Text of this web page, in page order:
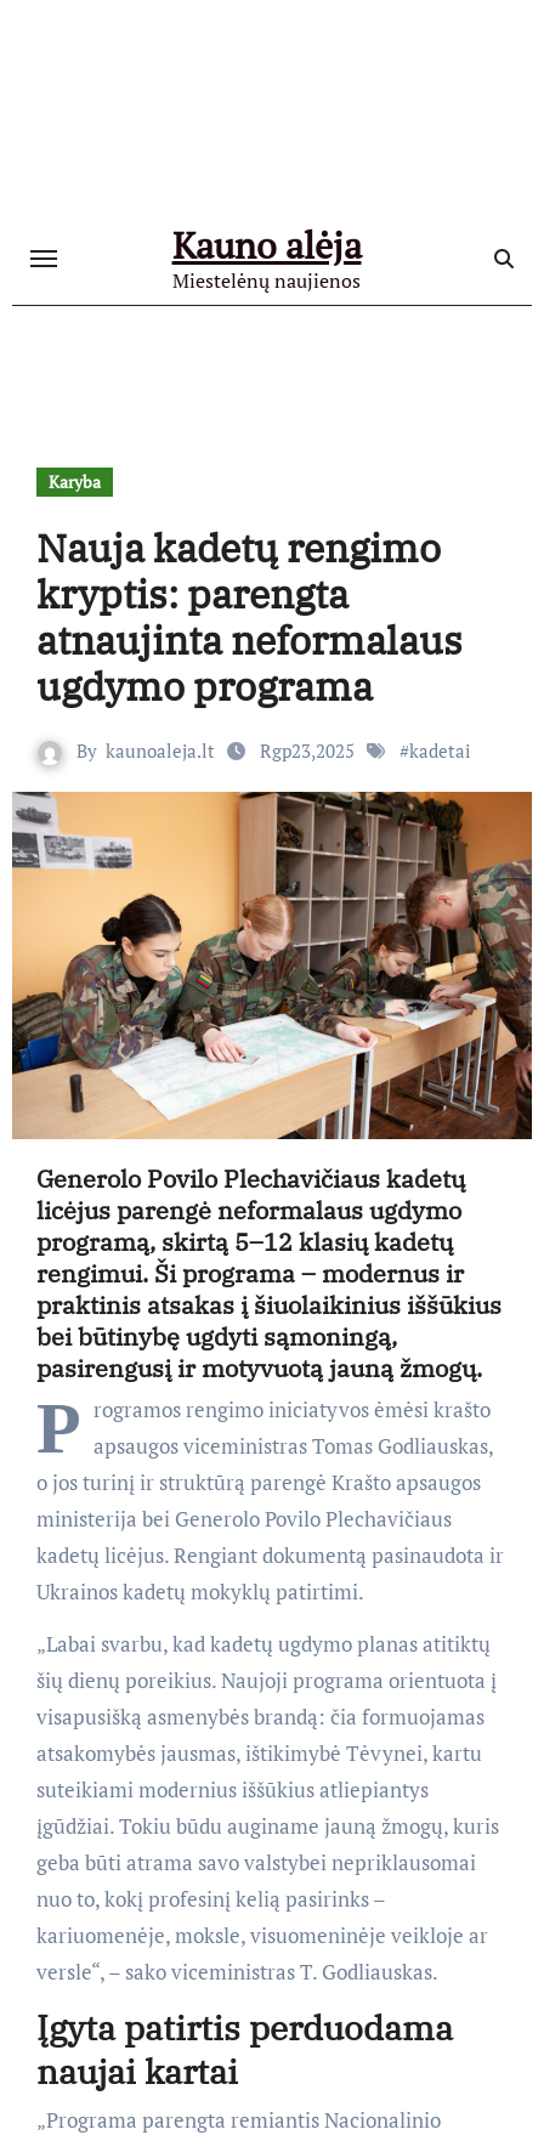
Kauno alėja
Miestelėnų naujienos
Karyba
Nauja kadetų rengimo
kryptis: parengta
atnaujinta neformalaus
ugdymo programa
By kaunoaleja.lt Rgp23,2025 #kadetai
Generolo Povilo Plechavičiaus kadetų
licėjus parengė neformalaus ugdymo
programą, skirtą 5–12 klasių kadetų
rengimui. Ši programa – modernus ir
praktinis atsakas į šiuolaikinius iššūkius
bei būtinybę ugdyti sąmoningą,
pasirengusį ir motyvuotą jauną žmogų.
P rogramos rengimo iniciatyvos ėmėsi krašto
apsaugos viceministras Tomas Godliauskas,
o jos turinį ir struktūrą parengė Krašto apsaugos
ministerija bei Generolo Povilo Plechavičiaus
kadetų licėjus. Rengiant dokumentą pasinaudota ir
Ukrainos kadetų mokyklų patirtimi.
„Labai svarbu, kad kadetų ugdymo planas atitiktų
šių dienų poreikius. Naujoji programa orientuota į
visapusišką asmenybės brandą: čia formuojamas
atsakomybės jausmas, ištikimybė Tėvynei, kartu
suteikiami modernius iššūkius atliepiantys
įgūdžiai. Tokiu būdu auginame jauną žmogų, kuris
geba būti atrama savo valstybei nepriklausomai
nuo to, kokį profesinį kelią pasirinks –
kariuomenėje, moksle, visuomeninėje veikloje ar
versle“, – sako viceministras T. Godliauskas.
Įgyta patirtis perduodama
naujai kartai
„Programa parengta remiantis Nacionalinio